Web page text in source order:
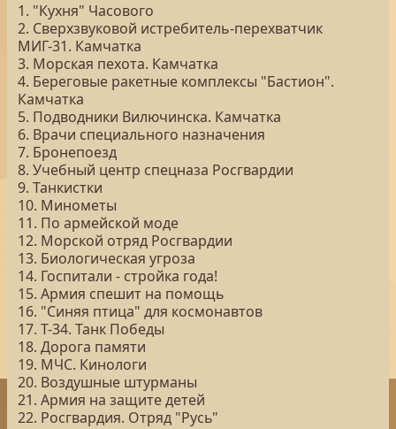
1. "Кухня" Часового
2. Сверхзвуковой истребитель-перехватчик
МИГ-31. Камчатка
3. Морская пехота. Камчатка
4. Береговые ракетные комплексы "Бастион".
Камчатка
5. Подводники Вилючинска. Камчатка
6. Врачи специального назначения
7. Бронепоезд
8. Учебный центр спецназа Росгвардии
9. Танкистки
10. Минометы
11. По армейской моде
12. Морской отряд Росгвардии
13. Биологическая угроза
14. Госпитали - стройка года!
15. Армия спешит на помощь
16. "Синяя птица" для космонавтов
17. Т-34. Танк Победы
18. Дорога памяти
19. МЧС. Кинологи
20. Воздушные штурманы
21. Армия на защите детей
22. Росгвардия. Отряд "Русь"